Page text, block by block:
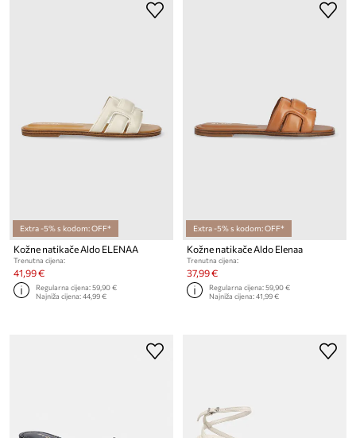
Extra -5% s kodom: OFF*
Kožne natikače Aldo ELENAA
Trenutna cijena:
41,99 €
Regularna cijena:59,90 €
Najniža cijena:44,99 €
Extra -5% s kodom: OFF*
Kožne natikače Aldo Elenaa
Trenutna cijena:
37,99 €
Regularna cijena:59,90 €
Najniža cijena:41,99 €